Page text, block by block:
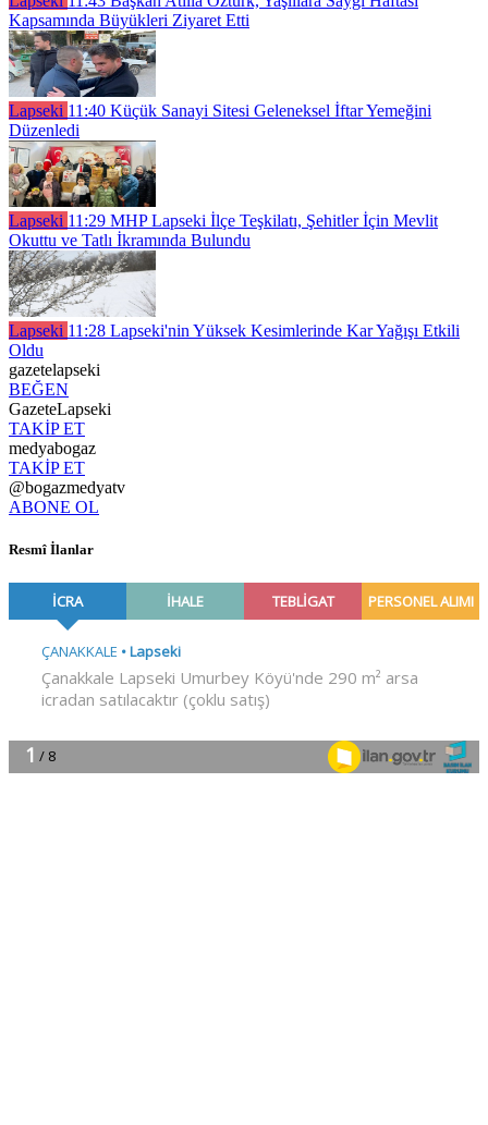
Kapsamında Büyükleri Ziyaret Etti
Lapseki 11:40 Küçük Sanayi Sitesi Geleneksel İftar Yemeğini
Düzenledi
Lapseki 11:29 MHP Lapseki İlçe Teşkilatı, Şehitler İçin Mevlit
Okuttu ve Tatlı İkramında Bulundu
Lapseki 11:28 Lapseki'nin Yüksek Kesimlerinde Kar Yağışı Etkili
Oldu
gazetelapseki
BEĞEN
GazeteLapseki
TAKİP ET
medyabogaz
TAKİP ET
@bogazmedyatv
ABONE OL
Resmî İlanlar